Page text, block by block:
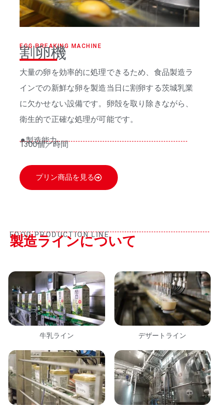
EGG BREAKING MACHINE
割卵機
大量の卵を効率的に処理できるため、食品製造ラ
インでの新鮮な卵を製造当日に割卵する茨城乳業
に欠かせない設備です。卵殻を取り除きながら、
衛生的で正確な処理が可能です。
⚫︎製造能力
1300個／時間
プリン商品を見る
FOOD PRODUCTION LINE
製造ラインについて
牛乳ライン デザートライン